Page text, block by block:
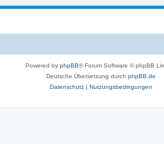
Powered by phpBB® Forum Software © phpBB
Deutsche Übersetzung durch phpBB.de
Datenschutz| Nutzungsbedingungen